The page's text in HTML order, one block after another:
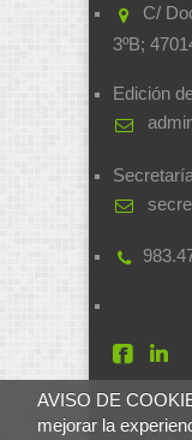
AVISO DE
mejorar la
C/
3ºB;
Edición